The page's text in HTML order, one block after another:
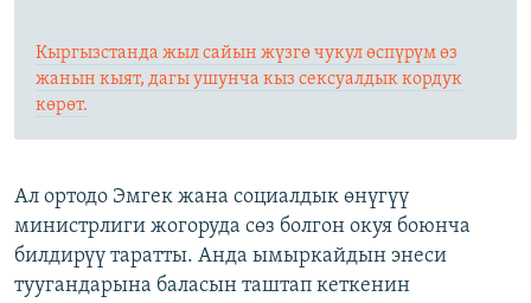
Кыргызстанда жыл сайын жүзгө чукул өспүрүм өз
жанын кыят, дагы ушунча кыз сексуалдык кордук
көрөт.
Ал ортодо Эмгек жана социалдык өнүгүү
министрлиги жогоруда сөз болгон окуя боюнча
билдирүү таратты. Анда ымыркайдын энеси
туугандарына баласын таштап кеткенин